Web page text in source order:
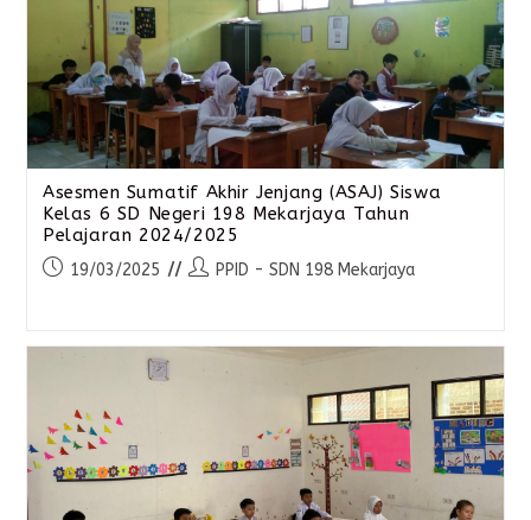
Asesmen Sumatif Akhir Jenjang (ASAJ) Siswa
Kelas 6 SD Negeri 198 Mekarjaya Tahun
Pelajaran 2024/2025
19/03/2025 PPID - SDN 198 Mekarjaya